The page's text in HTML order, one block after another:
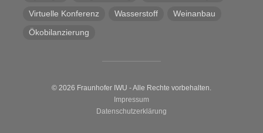
Virtuelle Konferenz
Wasserstoff
Weinanbau
Ökobilanzierung
© 2026 Fraunhofer IWU - Alle Rechte vorbehalten.
Impressum
Datenschutzerklärung